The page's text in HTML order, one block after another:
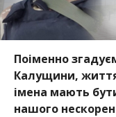
Поіменно
Калущини, життя
імена мають
нашого